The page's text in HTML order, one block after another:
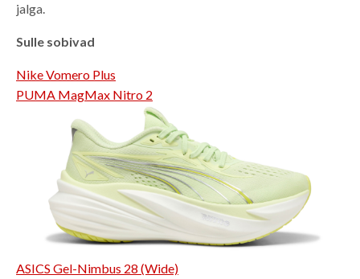
jalga.
Sulle sobivad
Nike Vomero Plus
PUMA MagMax Nitro 2
ASICS Gel-Nimbus 28 (Wide)